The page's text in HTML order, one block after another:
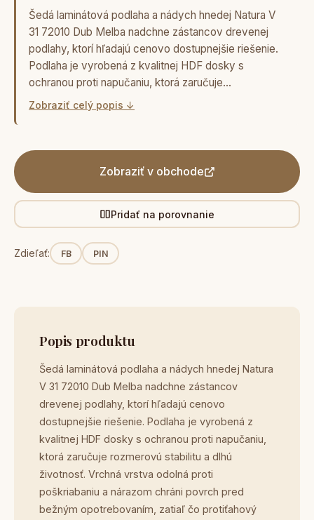
Šedá laminátová podlaha a nádych hnedej Natura V
31 72010 Dub Melba nadchne zástancov drevenej
podlahy, ktorí hľadajú cenovo dostupnejšie riešenie.
Podlaha je vyrobená z kvalitnej HDF dosky s
ochranou proti napučaniu, ktorá zaručuje…
Zobraziť celý popis ↓
Zobraziť v obchode
Pridať na porovnanie
Zdieľať: FB PIN
Popis produktu
Šedá laminátová podlaha a nádych hnedej Natura
V 31 72010 Dub Melba nadchne zástancov
drevenej podlahy, ktorí hľadajú cenovo
dostupnejšie riešenie. Podlaha je vyrobená z
kvalitnej HDF dosky s ochranou proti napučaniu,
ktorá zaručuje rozmerovú stabilitu a dlhú
životnosť. Vrchná vrstva odolná proti
poškriabaniu a nárazom chráni povrch pred
bežným opotrebovaním, zatiaľ čo protiťahový